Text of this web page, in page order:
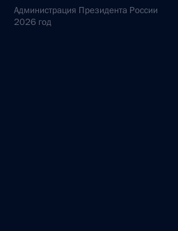
Администрация Президента России
2026 год